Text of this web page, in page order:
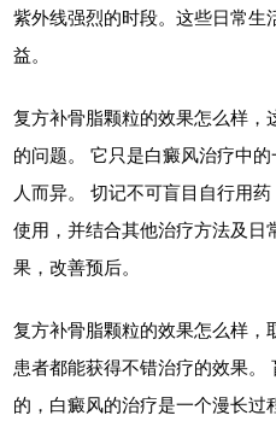
紫外线强烈的时段。这些日常生
益。
复方补骨脂颗粒的效果怎么样，
的问题。 它只是白癜风治疗中
人而异。 切记不可盲目自行用
使用，并结合其他治疗方法及日
果，改善预后。
复方补骨脂颗粒的效果怎么样，
患者都能获得不错治疗的效果
的，白癜风的治疗是一个漫长